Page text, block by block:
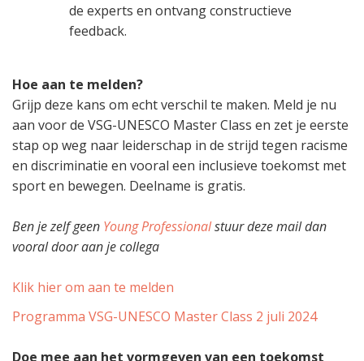
de experts en ontvang constructieve
feedback.
Hoe aan te melden?
Grijp deze kans om echt verschil te maken. Meld je nu
aan voor de VSG-UNESCO Master Class en zet je eerste
stap op weg naar leiderschap in de strijd tegen racisme
en discriminatie en vooral een inclusieve toekomst met
sport en bewegen. Deelname is gratis.
Ben je zelf geen Young Professionalstuur deze mail dan
vooral door aan je collega
Klik hier om aan te melden
Programma VSG-UNESCO Master Class 2 juli 2024
Doe mee aan het vormgeven van een toekomst